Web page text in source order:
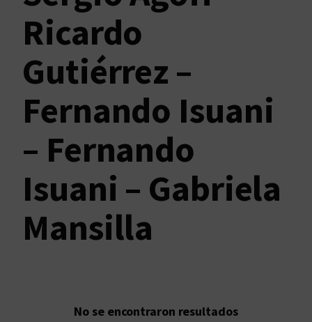
Ricardo
Gutiérrez –
Fernando Isuani
– Fernando
Isuani – Gabriela
Mansilla
No se encontraron resultados